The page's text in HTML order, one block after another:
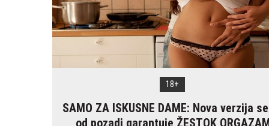
evra,
bez
ustručavanja
pozvala
klijente
noć
18+
SAMO ZA ISKUSNE DAME: Nova verzija
od pozadi garantuje ŽESTOK